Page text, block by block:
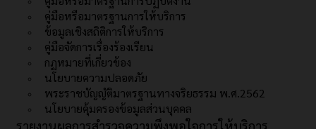
คู่มือหรือมาตรฐานการให้บริการ
ข้อมูลเชิงสถิติการให้บริการ
คู่มือจัดการเรื่องร้องเรียน
กฏหมายที่เกี่ยวข้อง
นโยบายความปลอดภัย
พระราชบัญญัติมาตรฐานทางจริยธรรม พ.ศ.2562
นโยบายคุ้มครองข้อมูลส่วนบุคคล
รายงานผลการสำรวจความพึงพอใจการให้บริการ